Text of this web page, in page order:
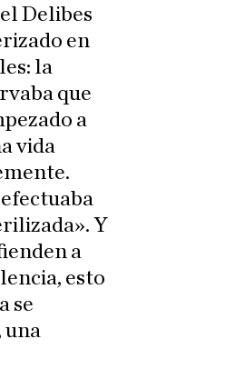
Delibes
en
la
que
a
vida
Y
a
esto
se
una